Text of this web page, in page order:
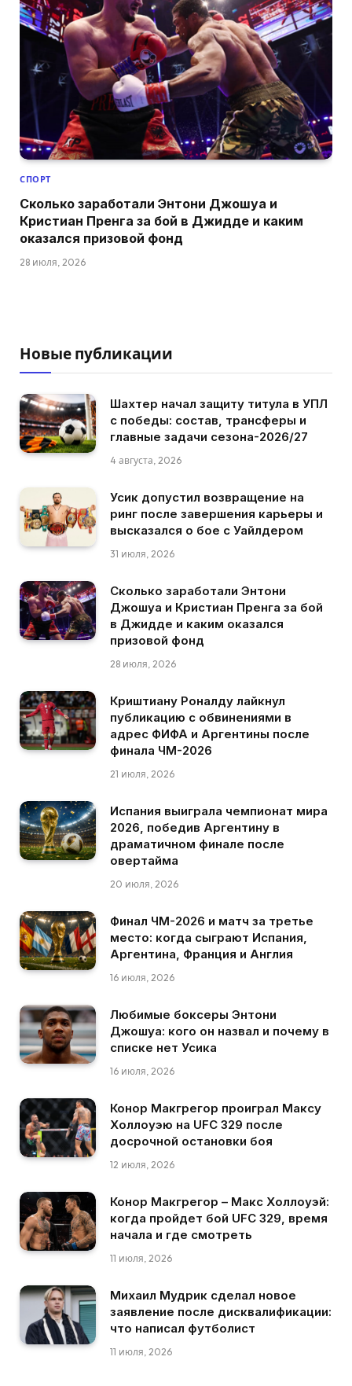
СПОРТ
Сколько заработали Энтони Джошуа и
Кристиан Пренга за бой в Джидде и каким
оказался призовой фонд
28 июля, 2026
Новые публикации
Шахтер начал защиту титула в УПЛ
с победы: состав, трансферы и
главные задачи сезона-2026/27
4 августа, 2026
Усик допустил возвращение на
ринг после завершения карьеры и
высказался о бое с Уайлдером
31 июля, 2026
Сколько заработали Энтони
Джошуа и Кристиан Пренга за бой
в Джидде и каким оказался
призовой фонд
28 июля, 2026
Криштиану Роналду лайкнул
публикацию с обвинениями в
адрес ФИФА и Аргентины после
финала ЧМ-2026
21 июля, 2026
Испания выиграла чемпионат мира
2026, победив Аргентину в
драматичном финале после
овертайма
20 июля, 2026
Финал ЧМ-2026 и матч за третье
место: когда сыграют Испания,
Аргентина, Франция и Англия
16 июля, 2026
Любимые боксеры Энтони
Джошуа: кого он назвал и почему в
списке нет Усика
16 июля, 2026
Конор Макгрегор проиграл Максу
Холлоуэю на UFC 329 после
досрочной остановки боя
12 июля, 2026
Конор Макгрегор – Макс Холлоуэй:
когда пройдет бой UFC 329, время
начала и где смотреть
11 июля, 2026
Михаил Мудрик сделал новое
заявление после дисквалификации:
что написал футболист
11 июля, 2026